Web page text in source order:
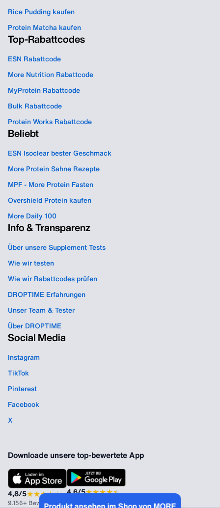
Rice Pudding kaufen
Protein Matcha kaufen
Top-Rabattcodes
ESN Rabattcode
More Nutrition Rabattcode
MyProtein Rabattcode
Bulk Rabattcode
Protein Works Rabattcode
Beliebt
ESN Isoclear bester Geschmack
More Protein Sahne Rezepte
MPF - More Protein Fasten
Overshield Protein kaufen
More Daily 100
Info & Transparenz
Über unsere Supplement Tests
Wie wir testen
Wie wir Rabattcodes prüfen
DROPTIME Erfahrungen
Unser Team & Tester
Über DROPTIME
Social Media
Instagram
TikTok
Pinterest
Facebook
X
Downloade unsere top-bewertete App
4,8/5★★★★★
★
9.156+ Bewertungen
4,6/5★★★★★
★
Produkt ansehen im Shop von MORE